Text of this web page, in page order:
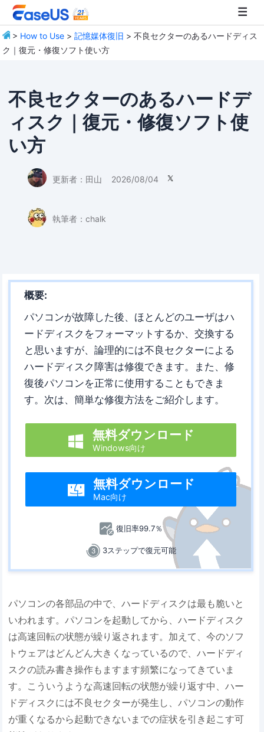
> How to Use >記憶媒体復旧 > 不良セクターのあるハードディス
ク｜復元・修復ソフト使い方
不良セクターのあるハードデ
ィスク｜復元・修復ソフト使
い方
更新者： 田山 2026/08/04 
執筆者： chalk
概要:
パソコンが故障した後、ほとんどのユーザはハ
ードディスクをフォーマットするか、交換する
と思いますが、論理的には不良セクターによる
ハードディスク障害は修復できます。また、修
復後パソコンを正常に使用することもできま
す。次は、簡単な修復方法をご紹介します。
 無料ダウンロード
Windows向け
 無料ダウンロード
Mac向け
復旧率99.7％
3ステップで復元可能
パソコンの各部品の中で、ハードディスクは最も脆いと
いわれます。パソコンを起動してから、ハードディスク
は高速回転の状態が繰り返されます。加えて、今のソフ
トウェアはどんどん大きくなっているので、ハードディ
スクの読み書き操作もますます頻繁になってきていま
す。こういうような高速回転の状態が繰り返す中、ハー
ドディスクには不良セクターが発生し、パソコンの動作
が重くなるから起動できないまでの症状を引き起こす可